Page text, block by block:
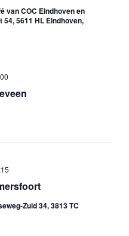
van COC Eindhoven en
5611 HL Eindhoven,
Zuid 34, 3813 TC